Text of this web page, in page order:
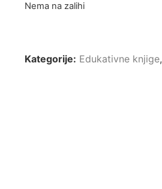
Nema na zalihi
Kategorije: Edukativne knjige,